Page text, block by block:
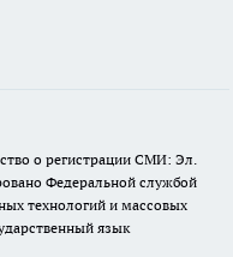
о регистрации СМИ: Эл.
Федеральной службой
технологий и массовых
язык